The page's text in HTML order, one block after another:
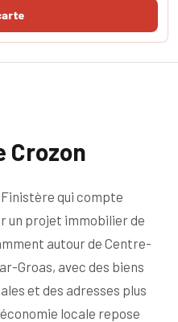
Crozon
Finistère qui compte
un projet immobilier de
autour de Centre-
Groas, avec des biens
et des adresses plus
locale repose